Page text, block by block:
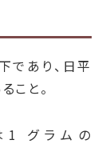
あり、日平
こと。
グラムの